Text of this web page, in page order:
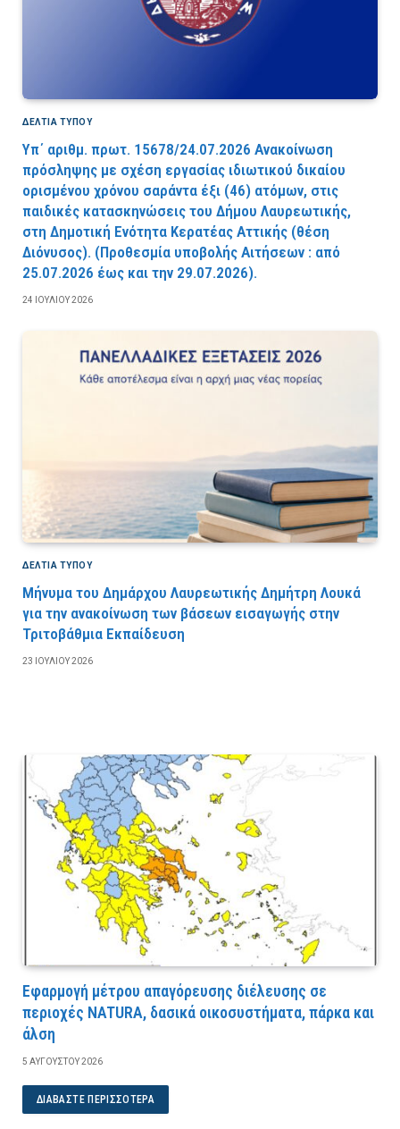
ΔΕΛΤΙΑ ΤΥΠΟΥ
Υπ΄ αριθμ. πρωτ. 15678/24.07.2026 Ανακοίνωση
πρόσληψης με σχέση εργασίας ιδιωτικού δικαίου
ορισμένου χρόνου σαράντα έξι (46) ατόμων, στις
παιδικές κατασκηνώσεις του Δήμου Λαυρεωτικής,
στη Δημοτική Ενότητα Κερατέας Αττικής (θέση
Διόνυσος). (Προθεσμία υποβολής Αιτήσεων : από
25.07.2026 έως και την 29.07.2026).
24 ΙΟΥΛΊΟΥ 2026
ΔΕΛΤΙΑ ΤΥΠΟΥ
Μήνυμα του Δημάρχου Λαυρεωτικής Δημήτρη Λουκά
για την ανακοίνωση των βάσεων εισαγωγής στην
Τριτοβάθμια Εκπαίδευση
23 ΙΟΥΛΊΟΥ 2026
Εφαρμογή μέτρου απαγόρευσης διέλευσης σε
περιοχές NATURA, δασικά οικοσυστήματα, πάρκα και
άλση
5 ΑΥΓΟΎΣΤΟΥ 2026
ΔΙΑΒΆΣΤΕ ΠΕΡΙΣΣΌΤΕΡΑ